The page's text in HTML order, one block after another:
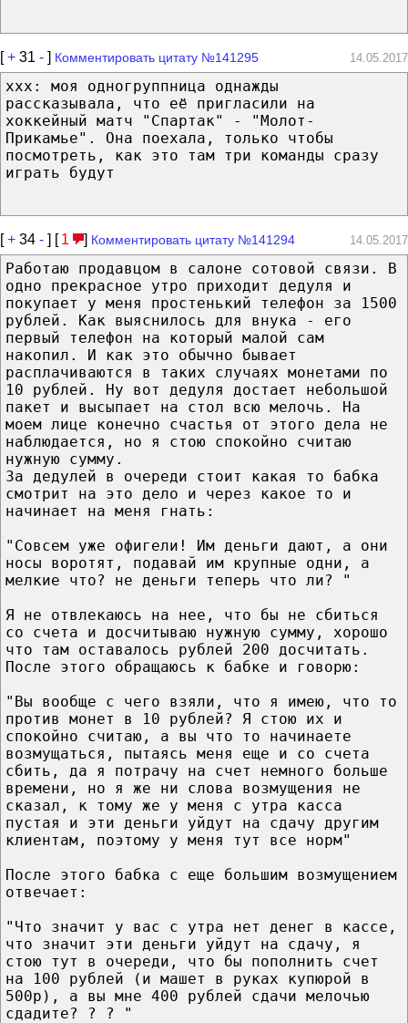
[+ 31 - ] Комментировать цитату №141295 14.05.2017
xxx: моя одногруппница однажды
рассказывала, что её пригласили на
хоккейный матч "Спартак" - "Молот-
Прикамье". Она поехала, только чтобы
посмотреть, как это там три команды сразу
играть будут
[+ 34 - ] [ 1 ] Комментировать цитату №141294 14.05.2017
Работаю продавцом в салоне сотовой связи. В
одно прекрасное утро приходит дедуля и
покупает у меня простенький телефон за 1500
рублей. Как выяснилось для внука - его
первый телефон на который малой сам
накопил. И как это обычно бывает
расплачиваются в таких случаях монетами по
10 рублей. Ну вот дедуля достает небольшой
пакет и высыпает на стол всю мелочь. На
моем лице конечно счастья от этого дела не
наблюдается, но я стою спокойно считаю
нужную сумму.
За дедулей в очереди стоит какая то бабка
смотрит на это дело и через какое то и
начинает на меня гнать:
"Совсем уже офигели! Им деньги дают, а они
носы воротят, подавай им крупные одни, а
мелкие что? не деньги теперь что ли? "
Я не отвлекаюсь на нее, что бы не сбиться
со счета и досчитываю нужную сумму, хорошо
что там оставалось рублей 200 досчитать.
После этого обращаюсь к бабке и говорю:
"Вы вообще с чего взяли, что я имею, что то
против монет в 10 рублей? Я стою их и
спокойно считаю, а вы что то начинаете
возмущаться, пытаясь меня еще и со счета
сбить, да я потрачу на счет немного больше
времени, но я же ни слова возмущения не
сказал, к тому же у меня с утра касса
пустая и эти деньги уйдут на сдачу другим
клиентам, поэтому у меня тут все норм"
После этого бабка с еще большим возмущением
отвечает:
"Что значит у вас с утра нет денег в кассе,
что значит эти деньги уйдут на сдачу, я
стою тут в очереди, что бы пополнить счет
на 100 рублей (и машет в руках купюрой в
500р), а вы мне 400 рублей сдачи мелочью
сдадите? ? ? "